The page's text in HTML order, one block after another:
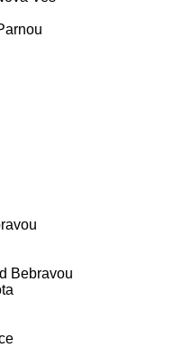
Bebravou